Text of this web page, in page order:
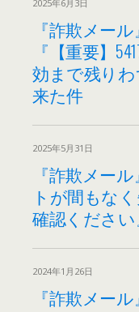
2025年6月3日
『詐欺メール
『【重要】
効まで残りわ
来た件
2025年5月31日
『詐欺メー
トが間もな
確認くださ
2024年1月26日
『詐欺メー